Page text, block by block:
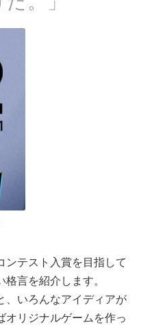
ンテスト入賞を目指して
言を紹介します。
、いろんなアイディアが
オリジナルゲームを作っ